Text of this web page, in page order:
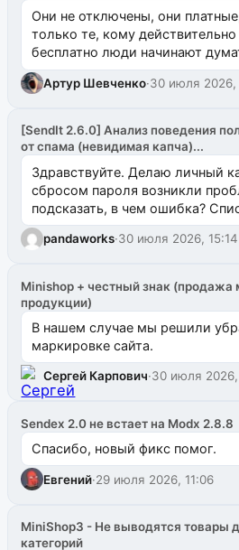
Они не отключены, они
только те, кому действительно
бесплатно люди начинают
Артур Шевченко·30 июля 2026,
[SendIt 2.6.0] Анализ поведения
от спама (невидимая капча)...
Здравствуйте. Делаю личный
сбросом пароля возникли
подсказать, в чем ошибка?
одноименном разделе на
pandaworks·30 июля 2026, 15:14
Minishop + честный знак (продажа
продукции)
В нашем случае мы решили
маркировке сайта.
Сергей Карпович·30 июля 2026,
Sendex 2.0 не встает на Modx 2.8.8
Спасибо, новый фикс помог.
Евгений·29 июля 2026, 11:06
MiniShop3 - Не выводятся товары
категорий